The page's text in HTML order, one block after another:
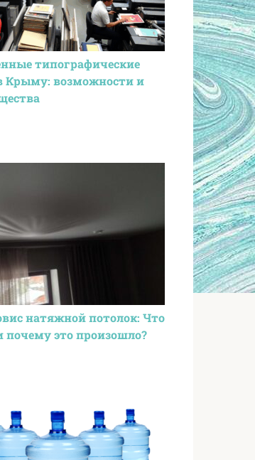
типографические
Крыму: возможности и
натяжной потолок: Что
почему это произошло?